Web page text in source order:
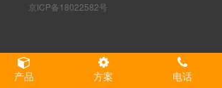
京ICP备18022582号
产品 方案 电话